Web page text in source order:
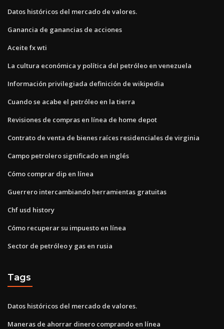
Datos históricos del mercado de valores.
Ganancia de ganancias de acciones
Aceite fx wti
La cultura económica y política del petróleo en venezuela
Información privilegiada definición de wikipedia
Cuando se acabe el petróleo en la tierra
Revisiones de compras en línea de home depot
Contrato de venta de bienes raíces residenciales de virginia
Campo petrolero significado en inglés
Cómo comprar dip en línea
Guerrero intercambiando herramientas gratuitas
Chf usd history
Cómo recuperar su impuesto en línea
Sector de petróleo y gas en rusia
Tags
Datos históricos del mercado de valores.
Maneras de ahorrar dinero comprando en línea